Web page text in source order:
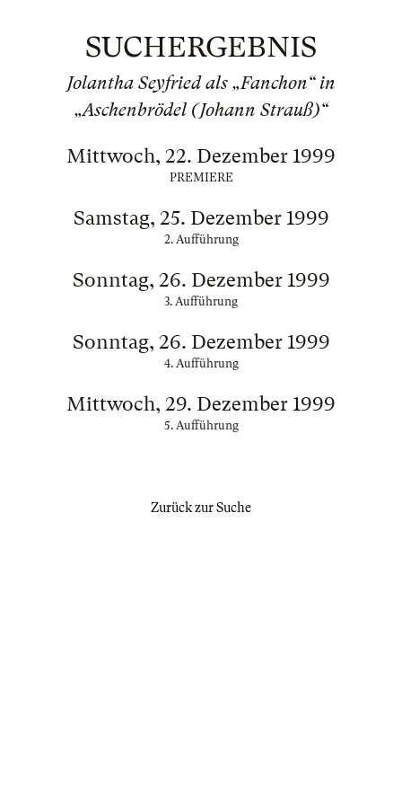
SUCHERGEBNIS
Jolantha Seyfried als „Fanchon“ in
„Aschenbrödel (Johann Strauß)“
Mittwoch, 22. Dezember 1999
PREMIERE
Samstag, 25. Dezember 1999
2. Aufführung
Sonntag, 26. Dezember 1999
3. Aufführung
Sonntag, 26. Dezember 1999
4. Aufführung
Mittwoch, 29. Dezember 1999
5. Aufführung
Zurück zur Suche